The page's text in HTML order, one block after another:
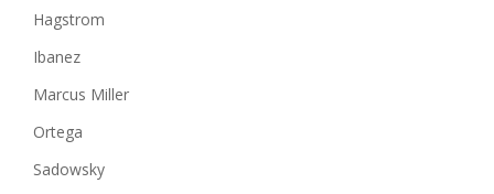
Hagstrom
Ibanez
Marcus Miller
Ortega
Sadowsky